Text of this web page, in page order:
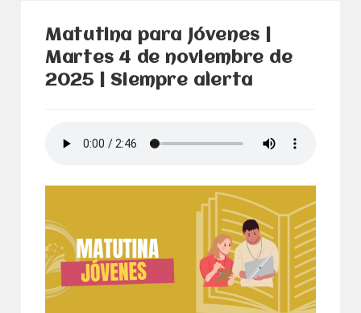
Matutina para Jóvenes |
Martes 4 de noviembre de
2025 | Siempre alerta